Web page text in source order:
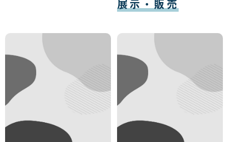
展示・販売